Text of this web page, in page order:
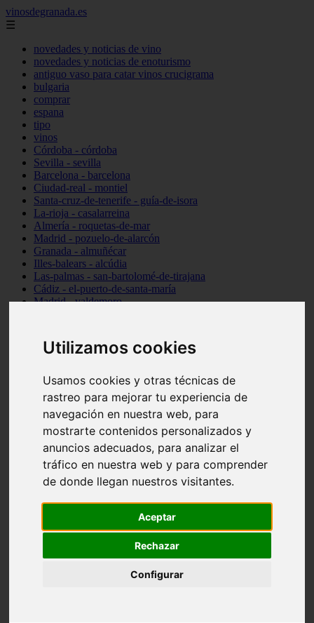
Utilizamos cookies
Usamos cookies y otras técnicas de
rastreo para mejorar tu experiencia de
navegación en nuestra web, para
mostrarte contenidos personalizados y
anuncios adecuados, para analizar el
tráfico en nuestra web y para comprender
de donde llegan nuestros visitantes.
Aceptar
Rechazar
Configurar
vinosdegranada.es
☰
novedades y noticias de vino
novedades y noticias de enoturismo
antiguo vaso para catar vinos crucigrama
bulgaria
comprar
espana
tipo
vinos
Córdoba - córdoba
Sevilla - sevilla
Barcelona - barcelona
Ciudad-real - montiel
Santa-cruz-de-tenerife - guía-de-isora
La-rioja - casalarreina
Almería - roquetas-de-mar
Madrid - pozuelo-de-alarcón
Granada - almuñécar
Illes-balears - alcúdia
Las-palmas - san-bartolomé-de-tirajana
Cádiz - el-puerto-de-santa-maría
Madrid - valdemoro
Cantabria - suances
Sevilla - bormujos
Málaga - júzcar
Huesca - alquézar
Huesca - castejón-de-sos
Lleida - alt-àneu
Córdoba - almedinilla
Navarra - zangoza
Cantabria - arenas-de-iguña
Barcelona - la-pobla-de-lillet
Murcia - cartagena
Madrid - nuevo-baztán